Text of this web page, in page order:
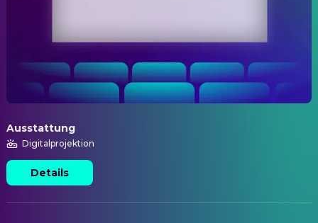
Ausstattung
Digitalprojektion
Details